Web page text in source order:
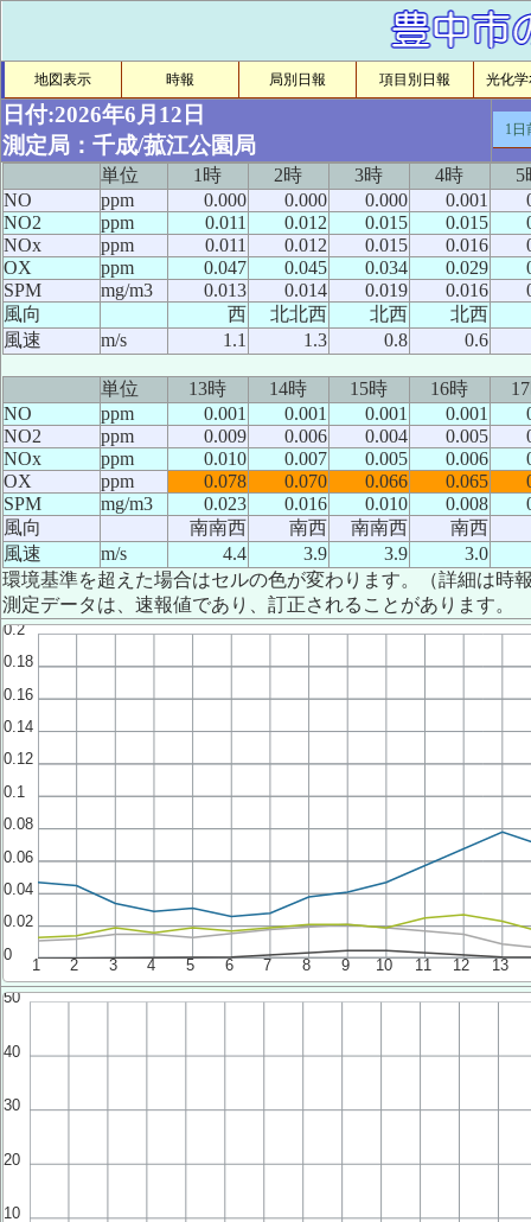
地図表示 時報 局別日報 項目別日報 光化学
日付:2026年6月12日
測定局：千成/菰江公園局
1日
単位 1時 2時 3時 4時
5
NO
ppm 0.000 0.000 0.000 0.001
NO2
ppm 0.011 0.012 0.015 0.015
NOx
ppm 0.011 0.012 0.015 0.016
OX
ppm 0.047 0.045 0.034 0.029
SPM
mg/m3 0.013 0.014 0.019 0.016
風向
西 北北西 北西
北西
風速
m/s 1.1 1.3 0.8 0.6
単位 13時 14時 15時 16時
NO
ppm 0.001 0.001 0.001 0.001
NO2
ppm 0.009 0.006 0.004 0.005
NOx
ppm 0.010 0.007 0.005 0.006
OX
ppm 0.078 0.070 0.066 0.065
SPM
mg/m3 0.023 0.016 0.010 0.008
風向
南南西 南西 南南西
南西
風速
m/s 4.4 3.9 3.9
3.0
環境基準を超えた場合はセルの色が変わります。（詳細は時
測定データは、速報値であり、訂正されることがあります。